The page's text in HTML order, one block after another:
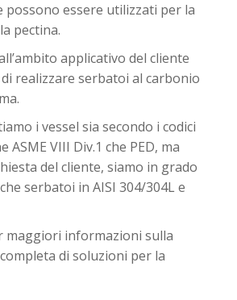
possono essere utilizzati per la
pectina.
applicativo del cliente
realizzare serbatoi al carbonio
i vessel sia secondo i codici
VIII Div.1 che PED, ma
del cliente, siamo in grado
serbatoi in AISI 304/304L e
maggiori informazioni sulla
di soluzioni per la